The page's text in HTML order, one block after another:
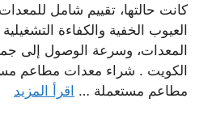
كانت حالتها، تقييم شامل
العيوب الخفية والكفاءة
المعدات، وسرعة الوصول إلى
الكويت . شراء معدات مطاعم
مطاعم مستعملة … اقرأ المزيد